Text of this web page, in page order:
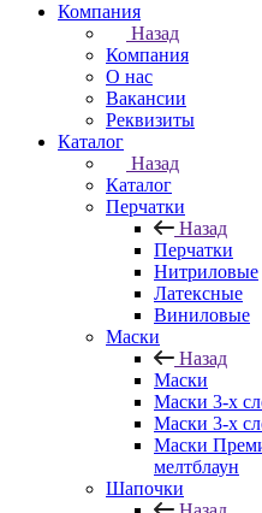
Компания
Назад
Компания
О нас
Вакансии
Реквизиты
Каталог
Назад
Каталог
Перчатки
Назад
Перчатки
Нитриловые
Латексные
Виниловые
Маски
Назад
Маски
Маски 3-х
Маски 3-х
Маски
мелтблаун
Шапочки